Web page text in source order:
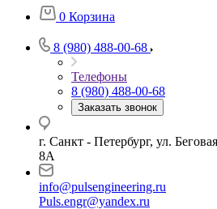
0 Корзина
8 (980) 488-00-68
Телефоны
8 (980) 488-00-68
Заказать звонок
г. Санкт - Петербург, ул.
8А
info@pulsengineering.ru
Puls.engr@yandex.ru